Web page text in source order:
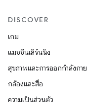
DISCOVER
เกม
แมชชีนเลิร์นนิง
สุขภาพและการออกกำลังกาย
กล้องและสื่อ
ความเป็นส่วนตัว